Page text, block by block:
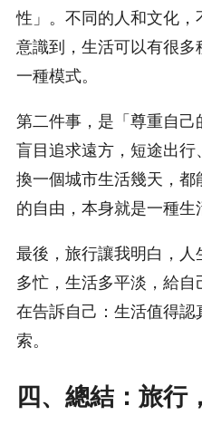
性」。不同的人和文化
意識到，生活可以有很
一種模式。
第二件事，是「尊重自
盲目追求遠方，短途出
換一個城市生活幾天，
的自由，本身就是一種生
最後，旅行讓我明白，
多忙，生活多平淡，給
在告訴自己：生活值得
索。
四、總結：旅行